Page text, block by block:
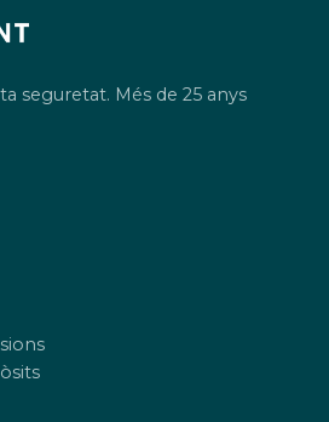
seguretat. Més de 25 anys